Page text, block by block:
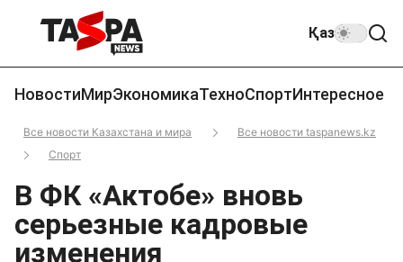
Қаз
НовостиМирЭкономикаТехноСпортИнтересное
Все новости Казахстана и мира
Все новости taspanews.kz
Спорт
В ФК «Актобе» вновь
серьезные кадровые
изменения